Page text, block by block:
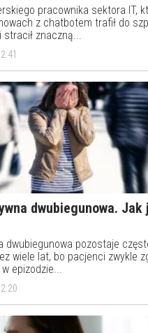
pracownika sektora IT,
z chatbotem trafił do
znaczną...
dwubiegunowa. Jak
dwubiegunowa pozostaje
wiele lat, bo pacjenci zwykle
epizodzie...